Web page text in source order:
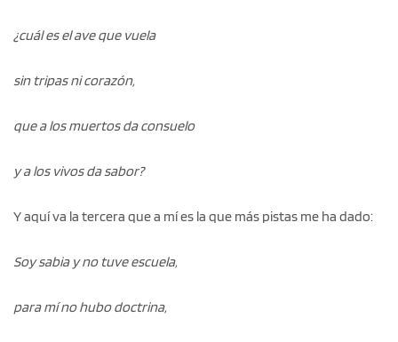
¿cuál es el ave que vuela
sin tripas ni corazón,
que a los muertos da consuelo
y a los vivos da sabor?
Y aquí va la tercera que a mí es la que más pistas me ha dado:
Soy sabia y no tuve escuela,
para mí no hubo doctrina,